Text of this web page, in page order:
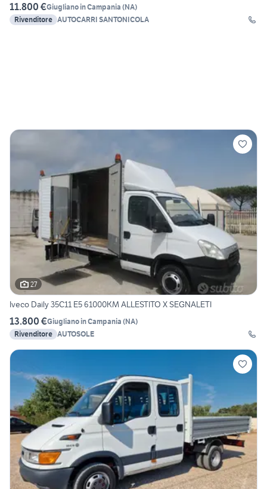
11.800 €Giugliano in Campania (NA)
Rivenditore AUTOCARRI SANTONICOLA
27
Iveco Daily 35C11 E5 61000KM ALLESTITO X SEGNALETI
13.800 €Giugliano in Campania (NA)
Rivenditore AUTOSOLE